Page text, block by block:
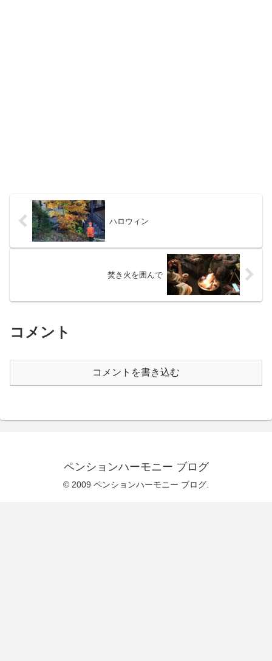
ハロウィン
焚き火を囲んで
コメント
コメントを書き込む
ペンションハーモニー ブログ
© 2009 ペンションハーモニー ブログ.